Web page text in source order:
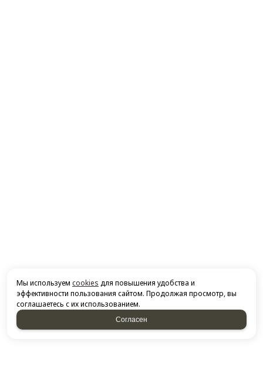
Мы используем cookies для повышения удобства и
эффективности пользования сайтом. Продолжая просмотр, вы
соглашаетесь с их использованием.
Согласен